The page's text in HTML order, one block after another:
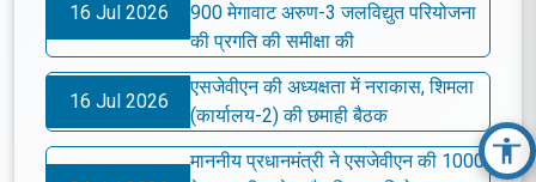
16 Jul 2026
900 मेगावाट अरुण-3 जलविद्युत परियोजना
की प्रगति की समीक्षा की
16 Jul 2026
एसजेवीएन की अध्यक्षता में नराकास, शिमला
(कार्यालय-2) की छमाही बैठक
माननीय प्रधानमंत्री ने एसजेवीएन की 1000